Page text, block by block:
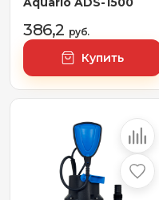
386,2 руб.
Купить